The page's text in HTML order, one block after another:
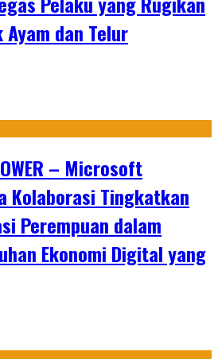
dan Telur
– Microsoft
Kolaborasi Tingkatkan
Perempuan dalam
Ekonomi Digital yang